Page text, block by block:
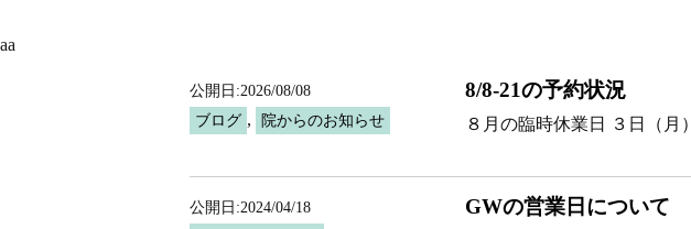
aa
公開日:2026/08/08
ブログ , 院からのお知らせ
8/8-21の予約状況
８月の臨時休業日 ３日（
公開日:2024/04/18
GWの営業日について